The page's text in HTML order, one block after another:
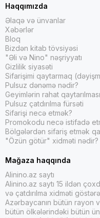
Haqqımızda
Əlaqə və ünvanlar
Xəbərlər
Bloq
Bizdən kitab tövsiyəsi
"Əli və Nino" nəşriyyatı
Gizlilik siyasəti
Sifarişimi qaytarmaq
Pulsuz dənəmə nədir?
Geyimlərin rahat qaytarılması
Pulsuz çatdırılma fürsəti
Sifarişi necə etmək?
Promokodu necə istifadə
Bölgələrdən sifariş etmək
"Özün götür" xidməti nədir?
Mağaza haqqında
Alinino.az saytı
Alinino.az saytı 15 ildən
və çatdırılma xidməti
Azərbaycanın bütün rayon
bütün ölkələrindəki bütün